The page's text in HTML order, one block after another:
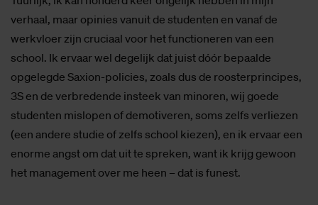
verhaal, maar opinies vanuit de studenten en vanaf de
werkvloer zijn cruciaal voor het functioneren van een
school. Ik ervaar wel degelijk dat juist dóór bepaalde
opgelegde Saxion-policies, zoals dus de roosterprincipes,
3S en de verbredende insteek van minoren, wij goede
studenten mislopen of demotiveren, soms zelfs verliezen
(een andere studie of zelfs school kiezen), en ik ervaar een
enorme angst om dat uit te spreken, want ik krijg gewoon
het management over me heen – dat is funest.